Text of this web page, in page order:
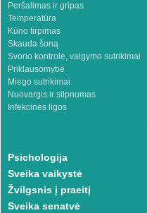
Peršalimas ir gripas
Temperatūra
Kūno tirpimas
Skauda šoną
Svorio kontrolė, valgymo sutrikimai
Priklausomybė
Miego sutrikimai
Nuovargis ir silpnumas
Infekcinės ligos
Psichologija
Sveika vaikystė
Žvilgsnis į praeitį
Sveika senatvė